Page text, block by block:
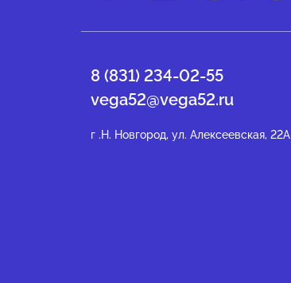
8 (831) 234-02-55
vega52@vega52.ru
г .Н. Новгород, ул. Алексеевская, 22А